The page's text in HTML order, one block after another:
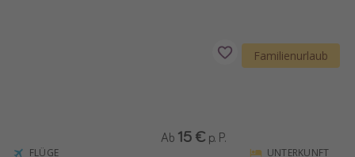
FLÜGE
Ab 15 € p. P.
Familienurlaub
UNTERKUNFT